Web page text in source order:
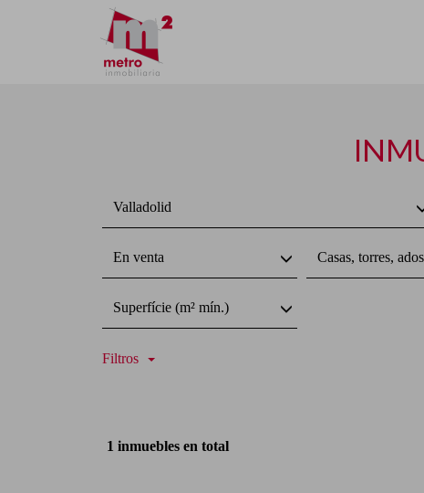
Valladolid
En venta Casas, torres,
Superfície (m² mín.)
Filtros
1 inmuebles en total